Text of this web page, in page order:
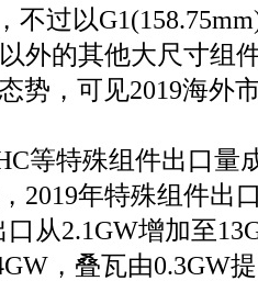
不过以
外的其他大尺寸组
势，可见2019海外
等特殊组件出口量
2019年特殊组件出
口从2.1GW增加至
，叠瓦由0.3GW